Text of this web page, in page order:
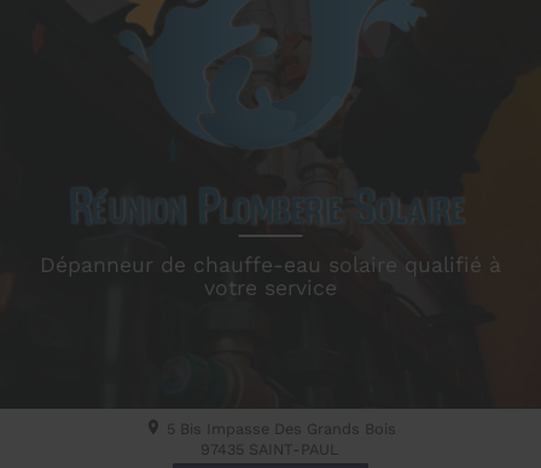
Dépanneur de chauffe-eau solaire qualifié à
votre service
5 Bis Impasse Des Grands Bois
97435 SAINT-PAUL